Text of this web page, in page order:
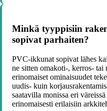
Minkä tyyppisiin
sopivat parhaiten?
PVC-ikkunat sopivat lähes
ne sitten omakoti-, kerros-
erinomaiset ominaisuudet
uudis- kuin
saatavilla monissa eri
erinomaisesti erilaisiin